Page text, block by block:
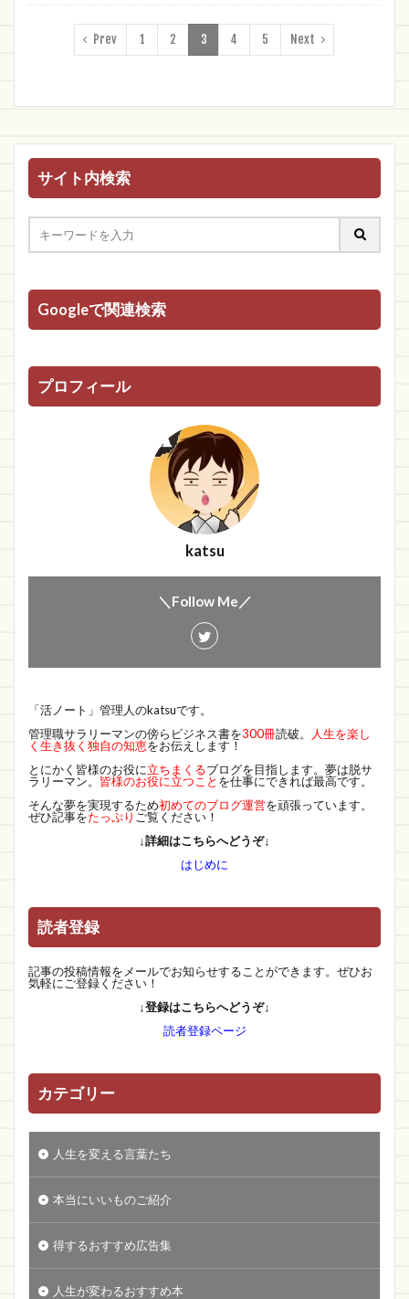
Prev 1 2 3 4 5 Next
サイト内検索
Googleで関連検索
プロフィール
katsu
＼Follow Me／
「活ノート」管理人のkatsuです。
管理職サラリーマンの傍らビジネス書を300冊読破。
人生を楽し
く生き抜く独自の知恵をお伝えします！
とにかく皆様のお役に立ちまくるブログを目指します。夢は脱サ
ラリーマン。 皆様のお役に立つこと を仕事にできれば最高です。
そんな夢を実現するため初めてのブログ運営を頑張っています。
ぜひ記事をたっぷり ご覧ください！
↓詳細はこちらへどうぞ↓
はじめに
読者登録
記事の投稿情報をメールでお知らせすることができます。ぜひお
気軽にご登録ください！
↓登録はこちらへどうぞ↓
読者登録ページ
カテゴリー
人生を変える言葉たち
本当にいいものご紹介
得するおすすめ広告集
人生が変わるおすすめ本